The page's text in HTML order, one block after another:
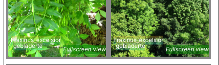
Fraxinus_excelsior
gebladerte
Fullscreen view
Fraxinus_excelsior
gebladerte
Fullscreen view